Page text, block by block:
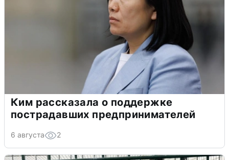
Ким рассказала о поддержке
пострадавших предпринимателей
6 августа 2